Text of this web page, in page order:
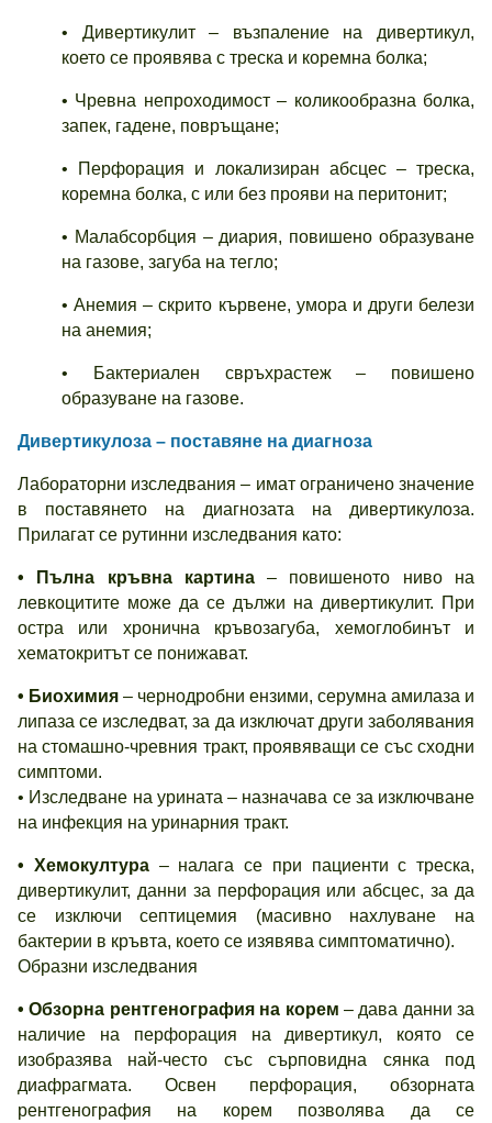
• Дивертикулит – възпаление на дивертикул,
което се проявява с треска и коремна болка;
• Чревна непроходимост – коликообразна болка,
запек, гадене, повръщане;
• Перфорация и локализиран абсцес – треска,
коремна болка, с или без прояви на перитонит;
• Малабсорбция – диария, повишено образуване
на газове, загуба на тегло;
• Анемия – скрито кървене, умора и други белези
на анемия;
• Бактериален свръхрастеж – повишено
образуване на газове.
Дивертикулоза – поставяне на диагноза
Лабораторни изследвания – имат ограничено значение
в поставянето на диагнозата на дивертикулоза.
Прилагат се рутинни изследвания като:
• Пълна кръвна картина– повишеното ниво на
левкоцитите може да се дължи на дивертикулит. При
остра или хронична кръвозагуба, хемоглобинът и
хематокритът се понижават.
• Биохимия – чернодробни ензими, серумна амилаза и
липаза се изследват, за да изключат други заболявания
на стомашно-чревния тракт, проявяващи се със сходни
симптоми.
• Изследване на урината – назначава се за изключване
на инфекция на уринарния тракт.
• Хемокултура– налага се при пациенти с треска,
дивертикулит, данни за перфорация или абсцес, за да
се изключи септицемия (масивно нахлуване на
бактерии в кръвта, което се изявява симптоматично).
Образни изследвания
• Обзорна рентгенография на корем – дава данни за
наличие на перфорация на дивертикул, която се
изобразява най-често със сърповидна сянка под
диафрагмата. Освен перфорация, обзорната
рентгенография на корем позволява да се